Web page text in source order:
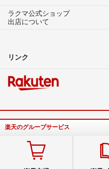
ラクマ公式ショップ
出店について
リンク
楽天のグループサービス